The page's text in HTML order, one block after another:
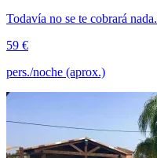
Todavía no se te cobrará nada.
59 €
pers./noche (aprox.)